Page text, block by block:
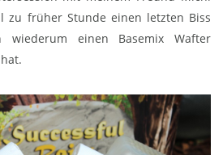
zu früher Stunde einen letzten Biss
wiederum einen Basemix Wafter